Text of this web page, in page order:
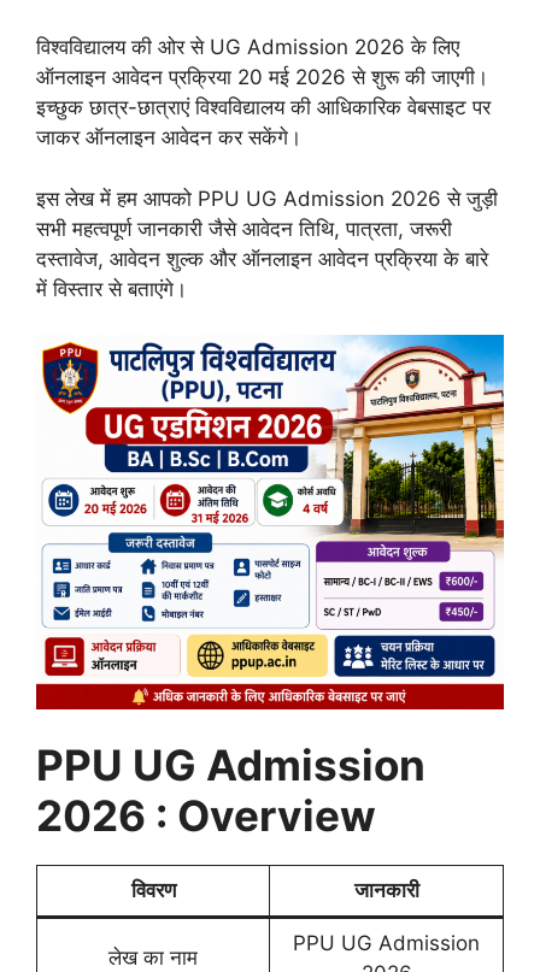
विश्वविद्यालय की ओर से UG Admission 2026 के लिए
ऑनलाइन आवेदन प्रक्रिया 20 मई 2026 से शुरू की जाएगी।
इच्छुक छात्र-छात्राएं विश्वविद्यालय की आधिकारिक वेबसाइट पर
जाकर ऑनलाइन आवेदन कर सकेंगे।
इस लेख में हम आपको PPU UG Admission 2026 से जुड़ी
सभी महत्वपूर्ण जानकारी जैसे आवेदन तिथि, पात्रता, जरूरी
दस्तावेज, आवेदन शुल्क और ऑनलाइन आवेदन प्रक्रिया के बारे
में विस्तार से बताएंगे।
PPU UG Admission
2026 : Overview
विवरण जानकारी
लेख का नाम
PPU UG Admission